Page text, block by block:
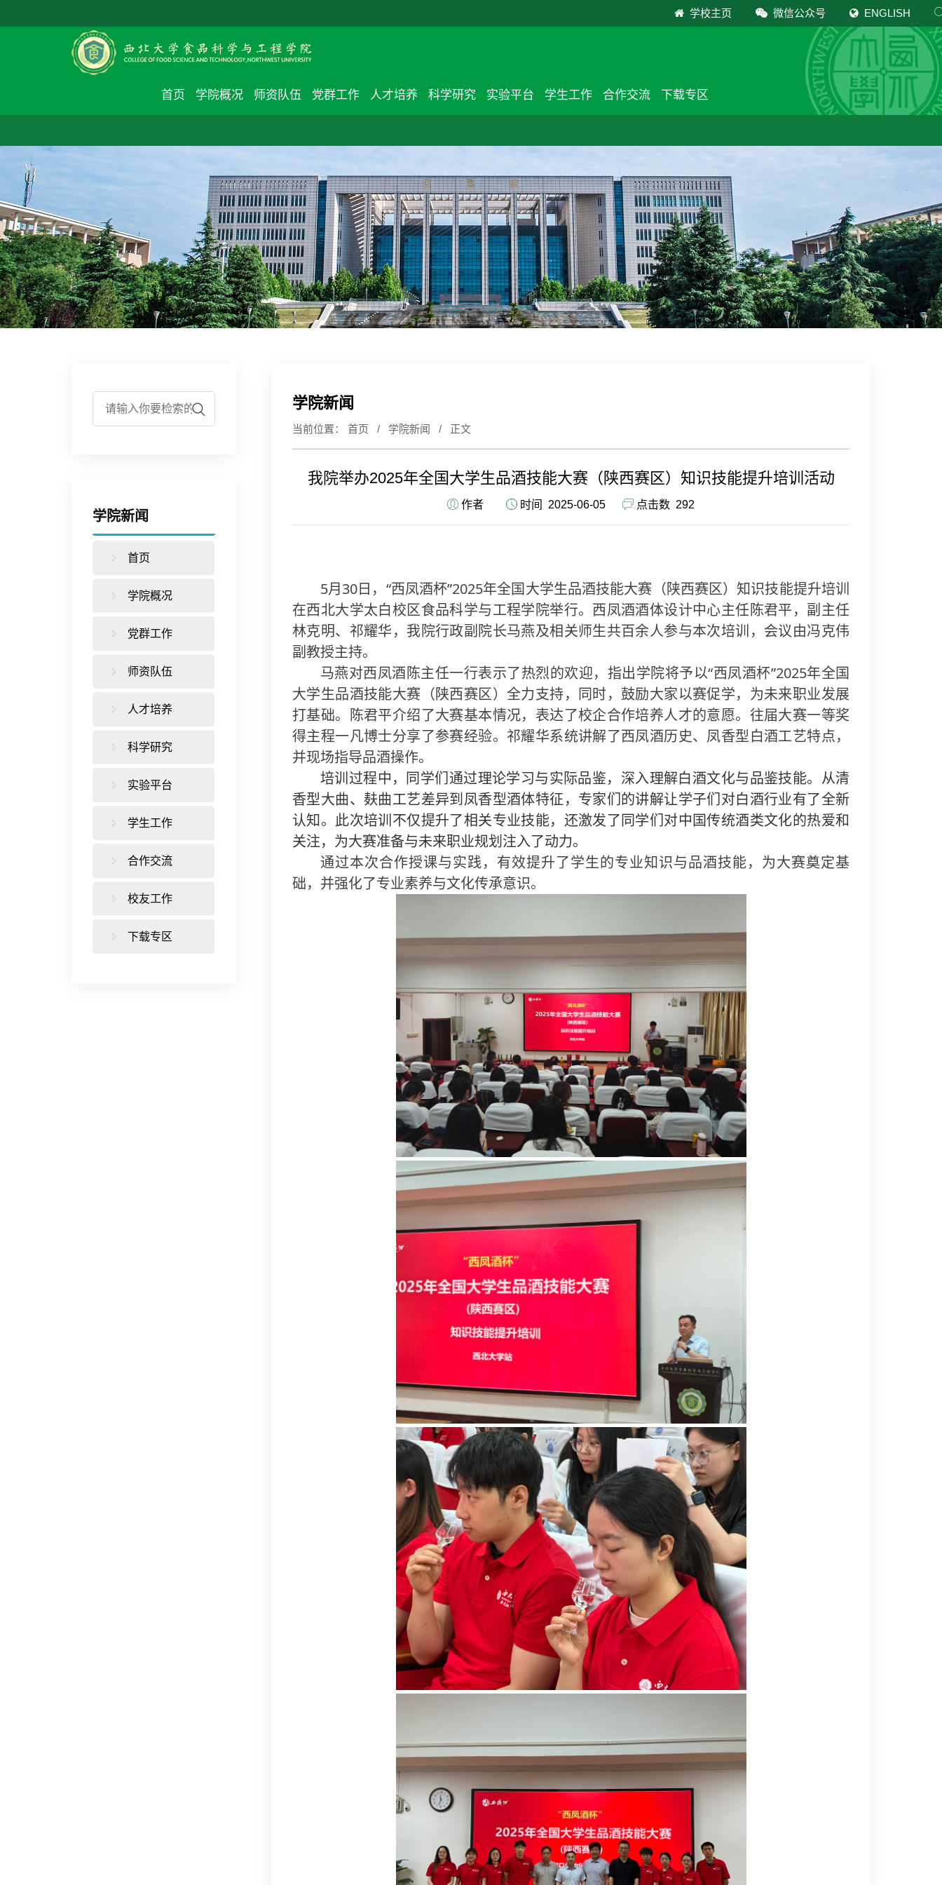
学校主页 微信公众号 ENGLISH
首页 学院概况 师资队伍 党群工作 人才培养 科学研究 实验平台 学生工作 合作交流 下载专区
学院新闻
首页
学院概况
党群工作
师资队伍
人才培养
科学研究
实验平台
学生工作
合作交流
校友工作
下载专区
学院新闻
当前位置： 首页 / 学院新闻 / 正文
我院举办2025年全国大学生品酒技能大赛（陕西赛区）知识技能提升培训活动
作者 时间 2025-06-05 点击数 292
5月 30 日， “西凤酒杯”2025年全国大学生品酒技能大赛（陕西赛区） 知识技能提升培训
在西北大学太白校区食品科学与工程学院举行。西凤酒酒体设计中心主任陈君平，副主任
林克明、祁耀华，我院行政副院长马燕及相关师生共百余人参与本次培训，会议由冯克伟
副教授主持。
马燕对西凤酒陈主任一行表示了热烈的欢迎，指出学院将予以“西凤酒杯”2025年全国
大学生品酒技能大赛（陕西赛区）全力支持，同时，鼓励大家以赛促学，为未来职业发展
打基础。陈君平介绍了大赛基本情况，表达了校企合作培养人才的意愿。往届大赛一等奖
得主程一凡博士分享了参赛经验。祁耀华系统讲解了西凤酒历史、凤香型白酒工艺特点，
并现场指导品酒操作。
培训过程中，同学们通过理论学习与实际品鉴，深入理解白酒文化与品鉴技能。从清
香型大曲、麸曲工艺差异到凤香型酒体特征，专家们的讲解让学子们对白酒行业有了全新
认知。此次培训不仅提升了相关专业技能，还激发了同学们对中国传统酒类文化的热爱和
关注，为大赛准备与未来职业规划注入了动力。
通过本次合作授课与实践，有效提升了学生的专业知识与品酒技能，为大赛奠定基
础，并强化了专业素养与文化传承意识。